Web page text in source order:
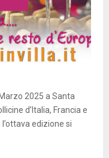
2025 a Santa
d’Italia, Francia e
edizione si